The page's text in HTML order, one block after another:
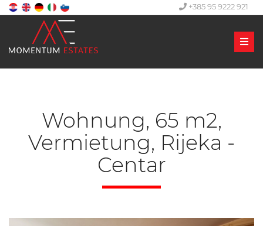
+385 95 9222 921
Wohnung, 65 m2,
Vermietung, Rijeka -
Centar